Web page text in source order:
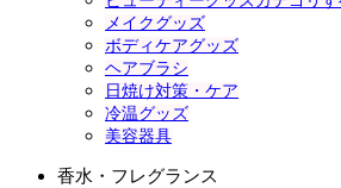
メイクグッズ
ボディケアグッズ
ヘアブラシ
日焼け対策・ケア
冷温グッズ
美容器具
香水・フレグランス